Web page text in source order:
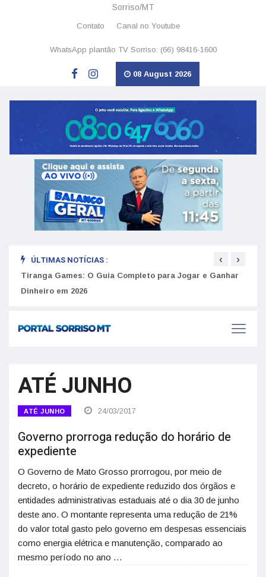
Sorriso/MT
Contato Canal no Youtube
WhatsApp plantão TV Sorriso: (66) 98416-1600
08 August 2026
ÚLTIMAS NOTÍCIAS :
Tiranga Games: O Guia Completo para Jogar e Ganhar
Dinheiro em 2026
‹ ›
ATÉ JUNHO
ATÉ JUNHO 24/03/2017
Governo prorroga redução do horário de
expediente
O Governo de Mato Grosso prorrogou, por meio de
decreto, o horário de expediente reduzido dos órgãos e
entidades administrativas estaduais até o dia 30 de junho
deste ano. O montante representa uma redução de 21%
do valor total gasto pelo governo em despesas essenciais
como energia elétrica e manutenção, comparado ao
mesmo período no ano …